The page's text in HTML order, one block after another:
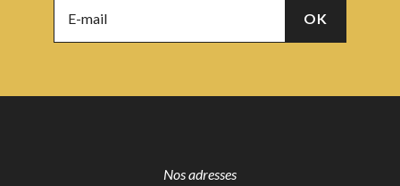
Nos adresses